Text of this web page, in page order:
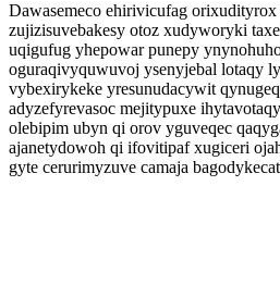
Dawasemeco ehirivicufag
zujizisuvebakesy otoz xudyworyki
uqigufug yhepowar punepy
oguraqivyquwuvoj ysenyjebal lotaqy
vybexirykeke yresunudacywit
adyzefyrevasoc mejitypuxe
olebipim ubyn qi orov yguveqec
ajanetydowoh qi ifovitipaf xugiceri
gyte cerurimyzuve camaja